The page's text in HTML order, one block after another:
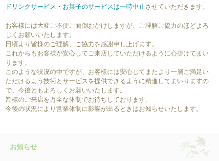
ドリンクサービス・お菓子のサービスは一時中止させていただきます。
お客様には大変ご不便ご面倒おかけしますが、ご理解ご協力のほどよろ
しくお願いいたします。
日頃より皆様のご理解、ご協力を感謝申し上げます。
これからもお客様が安心してご来店していただけるように心掛けてまい
ります。
このような状況の中ですが、お客様には安心してまたより一層ご満足い
ただけるよう技術とサービスを提供できるように精進してまいりますの
で、今後ともよろしくお願いいたします。
皆様のご来店を万全な体制でお待ちしております。
今後の状況により営業体制に影響が出るときはお知らせいたします。
お知らせ